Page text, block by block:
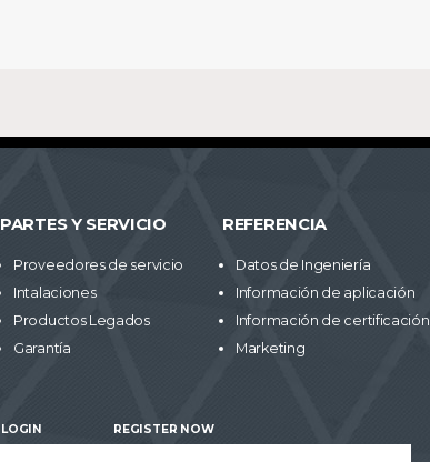
PARTES Y SERVICIO
Proveedores de servicio
Intalaciones
Productos Legados
Garantía
REFERENCIA
Datos de Ingeniería
Información de aplicación
Información de certificación
Marketing
LOGIN REGISTER NOW